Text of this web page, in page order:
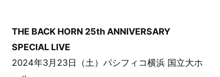
THE BACK HORN 25th ANNIVERSARY
SPECIAL LIVE
2024年3月23日（土）パシフィコ横浜 国立大ホ